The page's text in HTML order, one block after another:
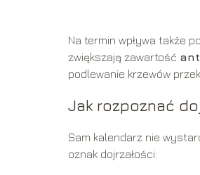
Na termin wpływa także
zwiększają zawartość
podlewanie krzewów
Jak rozpoznać
Sam kalendarz nie
oznak dojrzałości: